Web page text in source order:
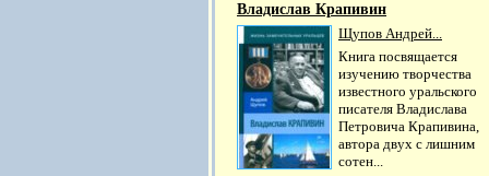
Владислав Крапивин
Щупов Андрей...
Книга посвящается
изучению творчества
известного уральского
писателя Владислава
Петровича Крапивина,
автора двух с лишним
сотен...